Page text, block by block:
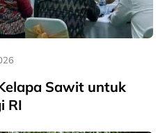
Sawit untuk
RI